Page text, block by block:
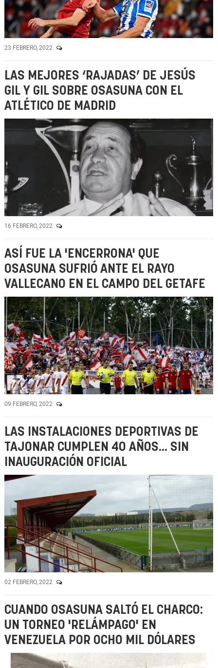
23 FEBRERO, 2022
LAS MEJORES ‘RAJADAS’ DE JESÚS
GIL Y GIL SOBRE OSASUNA CON EL
ATLÉTICO DE MADRID
16 FEBRERO, 2022
ASÍ FUE LA 'ENCERRONA' QUE
OSASUNA SUFRIÓ ANTE EL RAYO
VALLECANO EN EL CAMPO DEL GETAFE
09 FEBRERO, 2022
LAS INSTALACIONES DEPORTIVAS DE
TAJONAR CUMPLEN 40 AÑOS... SIN
INAUGURACIÓN OFICIAL
02 FEBRERO, 2022
CUANDO OSASUNA SALTÓ EL CHARCO:
UN TORNEO 'RELÁMPAGO' EN
VENEZUELA POR OCHO MIL DÓLARES